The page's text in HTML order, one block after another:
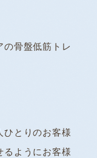
の骨盤低筋トレ
ひとりのお客様
るようにお客様